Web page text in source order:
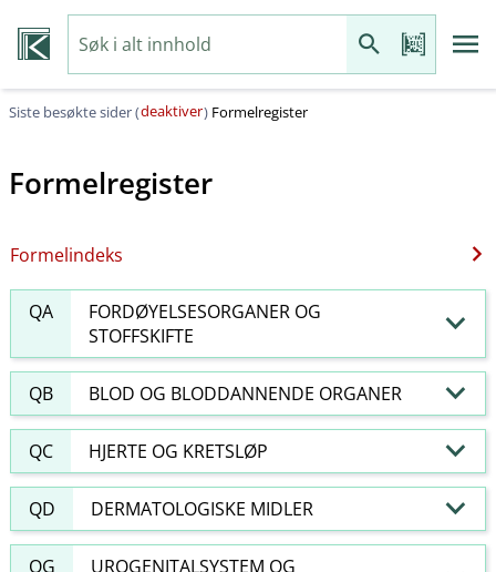
Siste besøkte sider (deaktiver) Formelregister
Formelregister
Formelindeks
QA
FORDØYELSESORGANER OG
STOFFSKIFTE
QB BLOD OG BLODDANNENDE ORGANER
QC HJERTE OG KRETSLØP
QD DERMATOLOGISKE MIDLER
QG
UROGENITALSYSTEM OG